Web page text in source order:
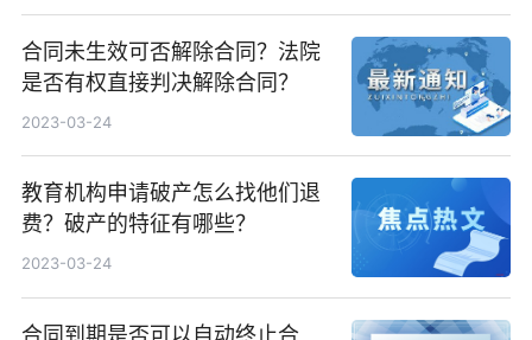
合同未生效可否解除合同？法院
是否有权直接判决解除合同？
2023-03-24
教育机构申请破产怎么找他们退
费？破产的特征有哪些？
2023-03-24
合同到期是否可以自动终止合